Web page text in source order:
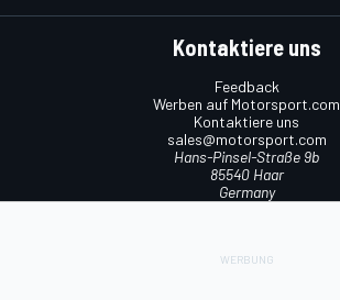
Kontaktiere uns
Feedback
Werben auf Motorsport.com
Kontaktiere uns
sales@motorsport.com
Hans-Pinsel-Straße 9b
85540 Haar
Germany
Utiq verwalten